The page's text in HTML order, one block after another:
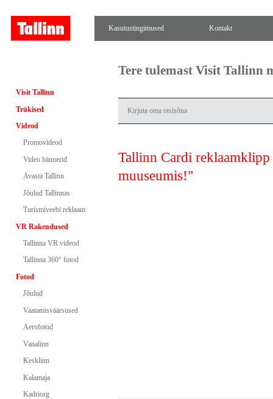
Kasutustingimused Kontakt
Visit Tallinn
Trükised
Videod
Promovideod
Video bännerid
Avasta Tallinn
Jõulud Tallinnas
Turismiveebi reklaam
VR Rakendused
Tallinna VR videod
Tallinna 360° fotod
Fotod
Jõulud
Vaatamisväärsused
Aerofotod
Vanalinn
Kesklinn
Kalamaja
Kadriorg
Tere tulemast Visit Tallinn
Tallinn Cardi
muuseumis!"